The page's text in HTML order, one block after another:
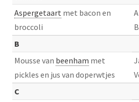
Aspergetaart met bacon en
broccoli
B
Mousse van beenham met
pickles en jus van doperwtjes
C